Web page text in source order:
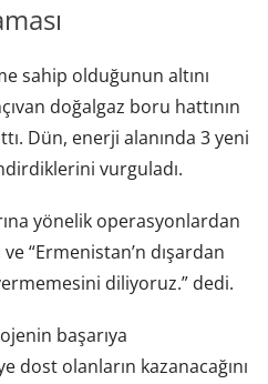
sahip olduğunun altını
doğalgaz boru hattının
Dün, enerji alanında 3 yeni
vurguladı.
yönelik operasyonlardan
“Ermenistan’n dışardan
diliyoruz.” dedi.
başarıya
dost olanların kazanacağını